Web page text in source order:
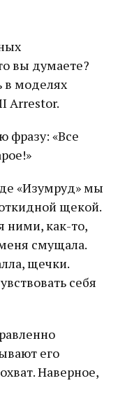
вы думаете?
в моделях
Arrestor.
фразу: «Все
«Изумруд» мы
щекой.
ними, как-то,
смущала.
щечки.
себя
его
Наверное,